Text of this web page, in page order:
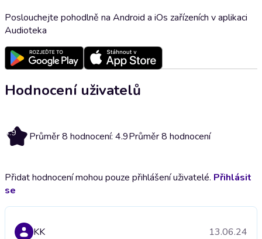
Poslouchejte pohodlně na Android a iOs zařízeních v aplikaci
Audioteka
Hodnocení uživatelů
4.9 Průměr 8 hodnocení: 4.9Průměr 8 hodnocení
Přidat hodnocení mohou pouze přihlášení uživatelé. Přihlásit
se
KK 13.06.24